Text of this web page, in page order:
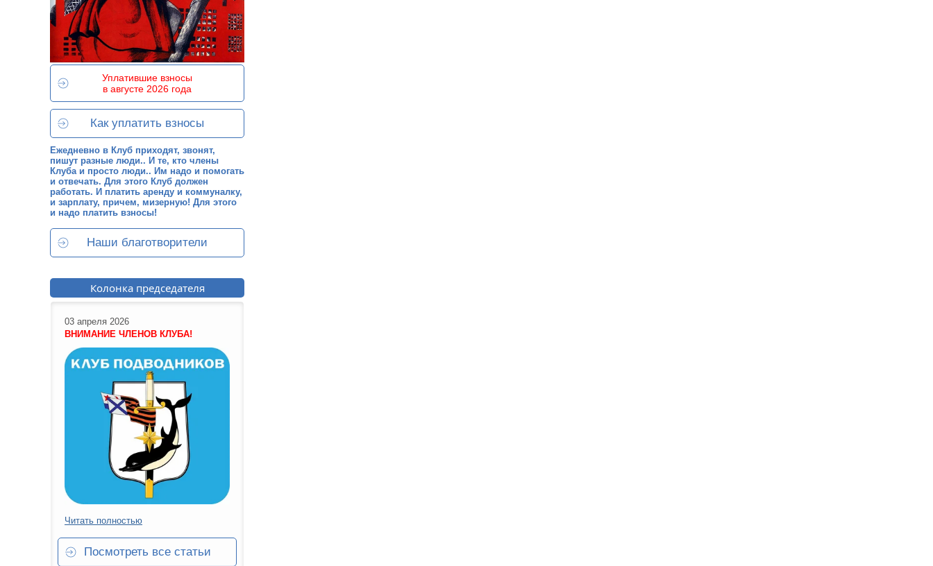
Уплатившие взносы
в августе 2026 года
Как уплатить взносы
Ежедневно в Клуб приходят, звонят,
пишут разные люди.. И те, кто члены
Клуба и просто люди.. Им надо и помогать
и отвечать. Для этого Клуб должен
работать. И платить аренду и коммуналку,
и зарплату, причем, мизерную! Для этого
и надо платить взносы!
Наши благотворители
Колонка председателя
03 апреля 2026
ВНИМАНИЕ ЧЛЕНОВ КЛУБА!
Читать полностью
Посмотреть все статьи